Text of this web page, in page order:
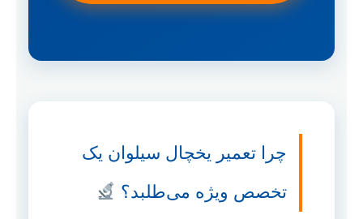
چرا تعمیر یخچال سیلوان یک
تخصص ویژه می‌طلبد؟